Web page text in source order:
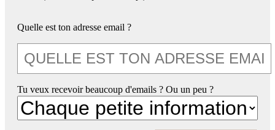
Quelle est ton adresse email ?
Tu veux recevoir beaucoup d'emails ? Ou un peu ?